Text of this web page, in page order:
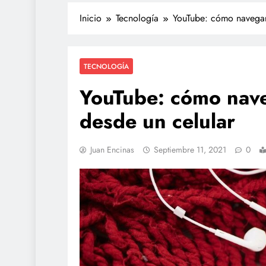
Inicio Tecnología YouTube: cómo
TECNOLOGÍA
YouTube: cómo
desde un celular
Juan Encinas Septiembre 11, 2021 0